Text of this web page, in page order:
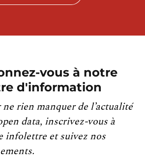
vous à notre
d'information
rien manquer de l’actualité
data, inscrivez-vous à
infolettre et suivez nos